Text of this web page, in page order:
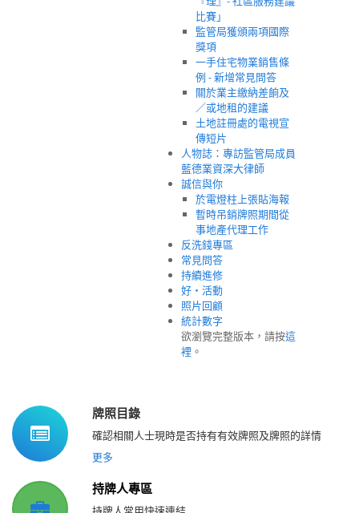
比賽」
監管局獲頒兩項國際
獎項
一手住宅物業銷售條
例 - 新增常見問答
關於業主繳納差餉及
／或地租的建議
土地註冊處的電視宣
傳短片
人物誌：專訪監管局成員
藍德業資深大律師
誠信與你
於電燈柱上張貼海報
暫時吊銷牌照期間從
事地產代理工作
反洗錢專區
常見問答
持續進修
好‧活動
照片回顧
統計數字
欲瀏覽完整版本，請按這
裡 。
牌照目錄
確認相關人士現時是否持有有效牌照及牌照的詳情
更多
持牌人專區